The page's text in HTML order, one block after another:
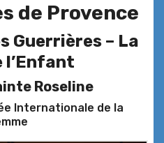
de Provence
Guerrières – La
l’Enfant
Roseline
Internationale de la